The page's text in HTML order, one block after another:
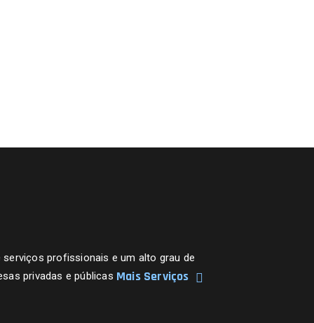
profissionais e um alto grau de
privadas e públicas Mais Serviços